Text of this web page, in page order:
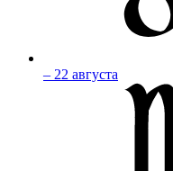
– 22 августа